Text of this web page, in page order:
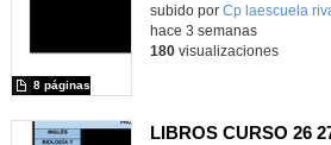
subido por Cp laescuela
8 páginas
hace 3 semanas
180visualizaciones
LIBROS CURSO 26